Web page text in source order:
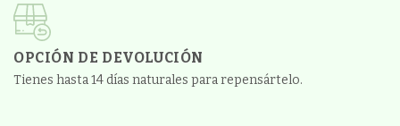
OPCIÓN DE DEVOLUCIÓN
Tienes hasta 14 días naturales para repensártelo.